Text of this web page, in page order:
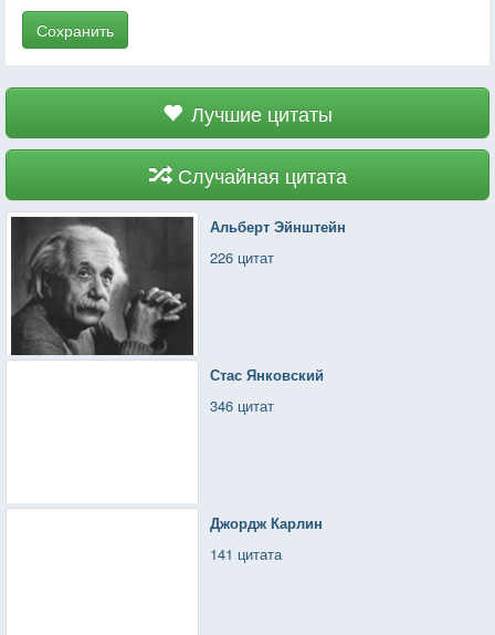
Сохранить
Лучшие цитаты
Случайная цитата
Альберт Эйнштейн
226 цитат
Стас Янковский
346 цитат
Джордж Карлин
141 цитата